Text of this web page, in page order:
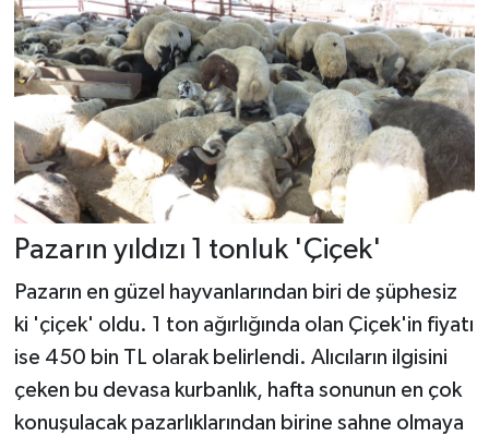
Pazarın yıldızı 1 tonluk 'Çiçek'
Pazarın en güzel hayvanlarından biri de şüphesiz
ki 'çiçek' oldu. 1 ton ağırlığında olan Çiçek'in fiyatı
ise 450 bin TL olarak belirlendi. Alıcıların ilgisini
çeken bu devasa kurbanlık, hafta sonunun en çok
konuşulacak pazarlıklarından birine sahne olmaya